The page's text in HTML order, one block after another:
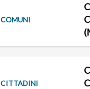
COMUNI
CITTADINI